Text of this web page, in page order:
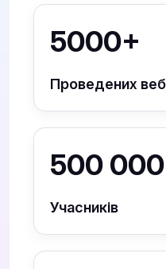
5000+
Проведених
500 000
Учасників